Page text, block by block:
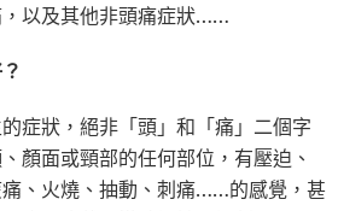
以及其他非頭痛症狀……
症狀，絕非「頭」和「痛」二個字
顏面或頸部的任何部位，有壓迫、
、火燒、抽動、刺痛……的感覺，甚